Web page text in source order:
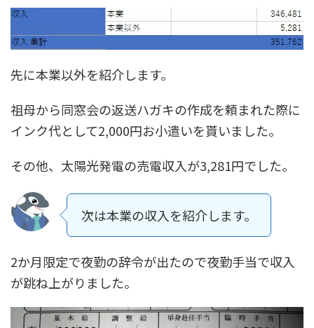
先に本業以外を紹介します。
祖母から同窓会の返送ハガキの作成を頼まれた際に
インク代として2,000円お小遣いを貰いました。
その他、太陽光発電の売電収入が3,281円でした。
次は本業の収入を紹介します。
2か月限定で夜勤の辞令が出たので夜勤手当で収入
が跳ね上がりました。